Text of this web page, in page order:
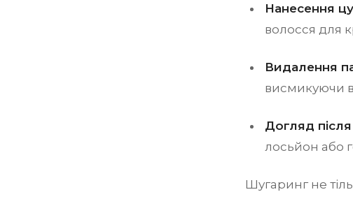
Нанесення
волосся для
Видалення
висмикуючи
Догляд
лосьйон або
Шугаринг не